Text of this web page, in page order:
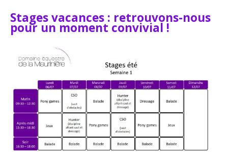
Stages vacances : retrouvons-nous
pour un moment convivial !